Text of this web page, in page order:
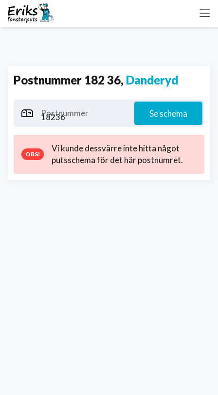
Postnummer 182 36, Danderyd
Postnummer Se schema
Vi kunde dessvärre inte hitta något
putsschema för det här postnumret.